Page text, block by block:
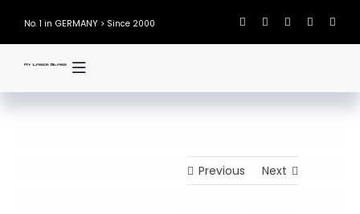
content
No. 1 in GERMANY > Since 2000
Previous Next